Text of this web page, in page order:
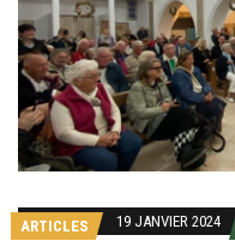
ARTICLES 19 JANVIER 2024